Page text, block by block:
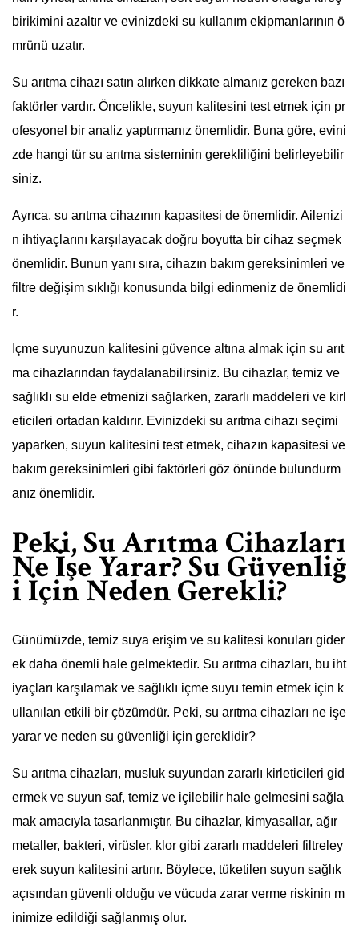
birikimini azaltır ve evinizdeki su kullanım ekipmanlarının ö
mrünü uzatır.
Su arıtma cihazı satın alırken dikkate almanız gereken bazı
faktörler vardır. Öncelikle, suyun kalitesini test etmek için pr
ofesyonel bir analiz yaptırmanız önemlidir. Buna göre, evini
zde hangi tür su arıtma sisteminin gerekliliğini belirleyebilir
siniz.
Ayrıca, su arıtma cihazının kapasitesi de önemlidir. Ailenizi
n ihtiyaçlarını karşılayacak doğru boyutta bir cihaz seçmek
önemlidir. Bunun yanı sıra, cihazın bakım gereksinimleri ve
filtre değişim sıklığı konusunda bilgi edinmeniz de önemlidi
r.
Içme suyunuzun kalitesini güvence altına almak için su arıt
ma cihazlarından faydalanabilirsiniz. Bu cihazlar, temiz ve
sağlıklı su elde etmenizi sağlarken, zararlı maddeleri ve kirl
eticileri ortadan kaldırır. Evinizdeki su arıtma cihazı seçimi
yaparken, suyun kalitesini test etmek, cihazın kapasitesi ve
bakım gereksinimleri gibi faktörleri göz önünde bulundurm
anız önemlidir.
Peki, Su Arıtma Cihazları
Ne İşe Yarar? Su Güvenliğ
i İçin Neden Gerekli?
Günümüzde, temiz suya erişim ve su kalitesi konuları gider
ek daha önemli hale gelmektedir. Su arıtma cihazları, bu iht
iyaçları karşılamak ve sağlıklı içme suyu temin etmek için k
ullanılan etkili bir çözümdür. Peki, su arıtma cihazları ne işe
yarar ve neden su güvenliği için gereklidir?
Su arıtma cihazları, musluk suyundan zararlı kirleticileri gid
ermek ve suyun saf, temiz ve içilebilir hale gelmesini sağla
mak amacıyla tasarlanmıştır. Bu cihazlar, kimyasallar, ağır
metaller, bakteri, virüsler, klor gibi zararlı maddeleri filtreley
erek suyun kalitesini artırır. Böylece, tüketilen suyun sağlık
açısından güvenli olduğu ve vücuda zarar verme riskinin m
inimize edildiği sağlanmış olur.